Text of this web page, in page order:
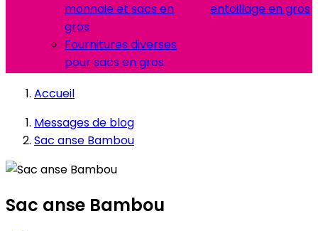
monnaie et sacs en
gros
Fournitures diverses
pour sacs en gros
entoillage en gros
Accueil
Messages de blog
Sac anse Bambou
Sac anse Bambou